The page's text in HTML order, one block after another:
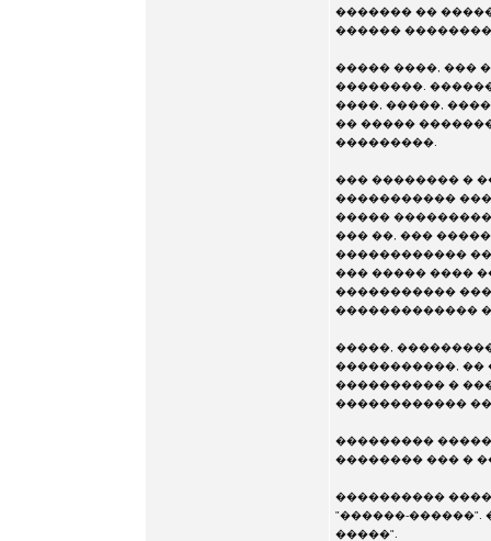
������� ��
������
����� ����, ���
��������.
����, �����,
�� �����
���������.
��� �������� �
�����������
�����
��� ��, ���
������������
��� ����� ����
�����������
�������������
�����,
�����������, ��
���������� �
������������
���������
�������� ��� �
����������
"������-������".
�����".